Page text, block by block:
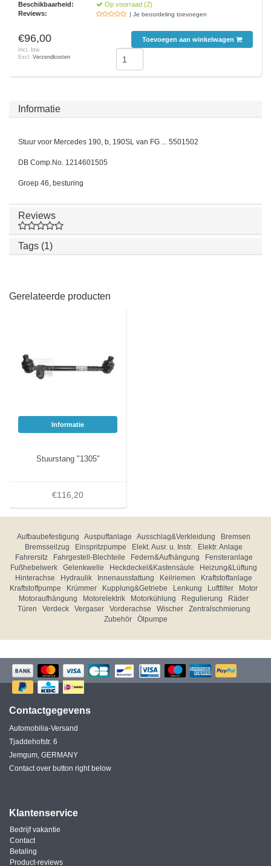
Beschikbaarheid:
Op voorraad (2)
Reviews:
| Je beoordeling toevoegen
€96,00
Incl. btw
Excl. Verzendkosten
Toevoegen aan winkelwagen
Informatie
Stuur voor Mercedes 190, b, 190SL van FG ... 5501502
DB Comp.No. 1214601505
Groep 46, besturing
Reviews
Tags (1)
Gerelateerde producten
Informatie
Stuurstang "1305"
€116,20
Aufbaubefestigung Auspuffanlage Ausschlag&Verkleidung
Bremsen
Bremsseilzug
Einspritzpumpe Elekt. Ausr. u. Instr.
Elektr. Anlage
Fahrersitz
Fahrgestell-Blechteile Federn&Aufhängung
Fensteranlage
Fußhebelwerk
Gelenkwelle Heckdeckel&Kastensäule
Heizung&Lüftung
Hinterachse
Hydraulik Innenausstattung Keilriemen
Kraftstoffanlage
Kraftstoffpumpe
Krümmer Kupplung&Getriebe Lenkung Luftfilter
Motor
Motoraufhängung
Motorelektrik Motorkühlung Regulierung
Räder
Türen
Verdeck Vergaser Vorderachse Wischer
Zentralschmierung
Zubehör
Ölpumpe
Contactgegevens
Automobilia-Versand
Tjaddehofstr. 6
Jemgum, GERMANY
Contact over button right below
Klantenservice
Bedrijf vakantie
Contact
Betaling
Product-reviews